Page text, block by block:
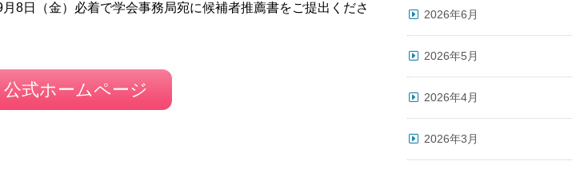
8日（金）必着で学会事務局宛に候補者推薦書をご提出くださ
公式ホームページ
2026年6月
2026年5月
2026年4月
2026年3月